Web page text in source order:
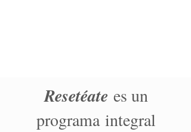
Resetéate es un
programa integral